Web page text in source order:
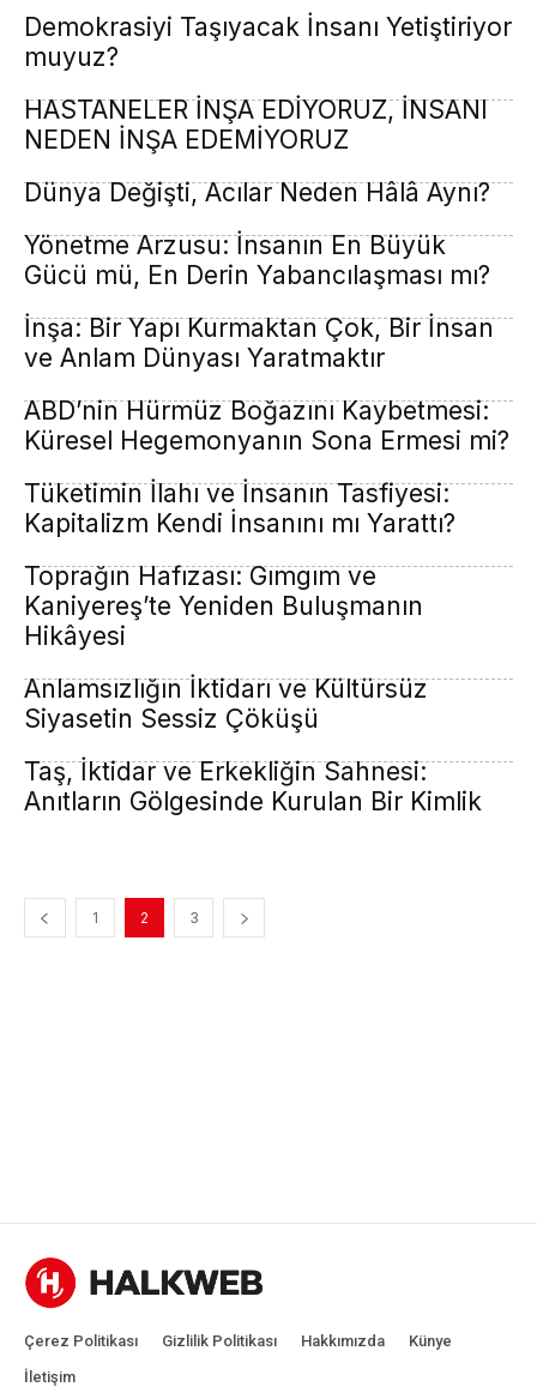
Demokrasiyi Taşıyacak İnsanı Yetiştiriyor
muyuz?
HASTANELER İNŞA EDİYORUZ, İNSANI
NEDEN İNŞA EDEMİYORUZ
Dünya Değişti, Acılar Neden Hâlâ Aynı?
Yönetme Arzusu: İnsanın En Büyük
Gücü mü, En Derin Yabancılaşması mı?
İnşa: Bir Yapı Kurmaktan Çok, Bir İnsan
ve Anlam Dünyası Yaratmaktır
ABD’nin Hürmüz Boğazını Kaybetmesi:
Küresel Hegemonyanın Sona Ermesi mi?
Tüketimin İlahı ve İnsanın Tasfiyesi:
Kapitalizm Kendi İnsanını mı Yarattı?
Toprağın Hafızası: Gımgım ve
Kaniyereş’te Yeniden Buluşmanın
Hikâyesi
Anlamsızlığın İktidarı ve Kültürsüz
Siyasetin Sessiz Çöküşü
Taş, İktidar ve Erkekliğin Sahnesi:
Anıtların Gölgesinde Kurulan Bir Kimlik
1 2 3
Çerez Politikası Gizlilik Politikası Hakkımızda
Künye
İletişim